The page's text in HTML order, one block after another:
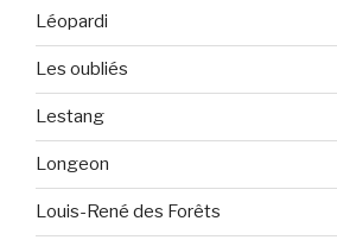
Léopardi
Les oubliés
Lestang
Longeon
Louis-René des Forêts